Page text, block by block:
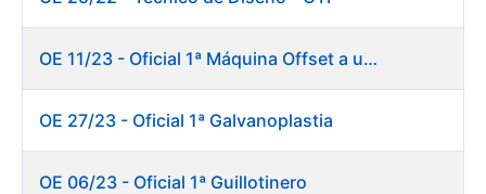
OE 11/23 - Oficial 1ª Máquina Offset a un color
OE 27/23 - Oficial 1ª Galvanoplastia
OE 06/23 - Oficial 1ª Guillotinero